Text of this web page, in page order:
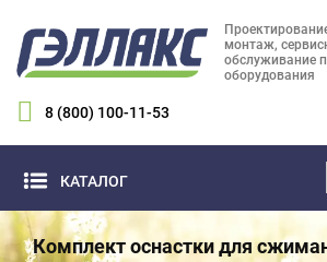
монтаж,
обслуживание
оборудования
8 (800) 100-11-53
КАТАЛОГ
Комплект оснастки для